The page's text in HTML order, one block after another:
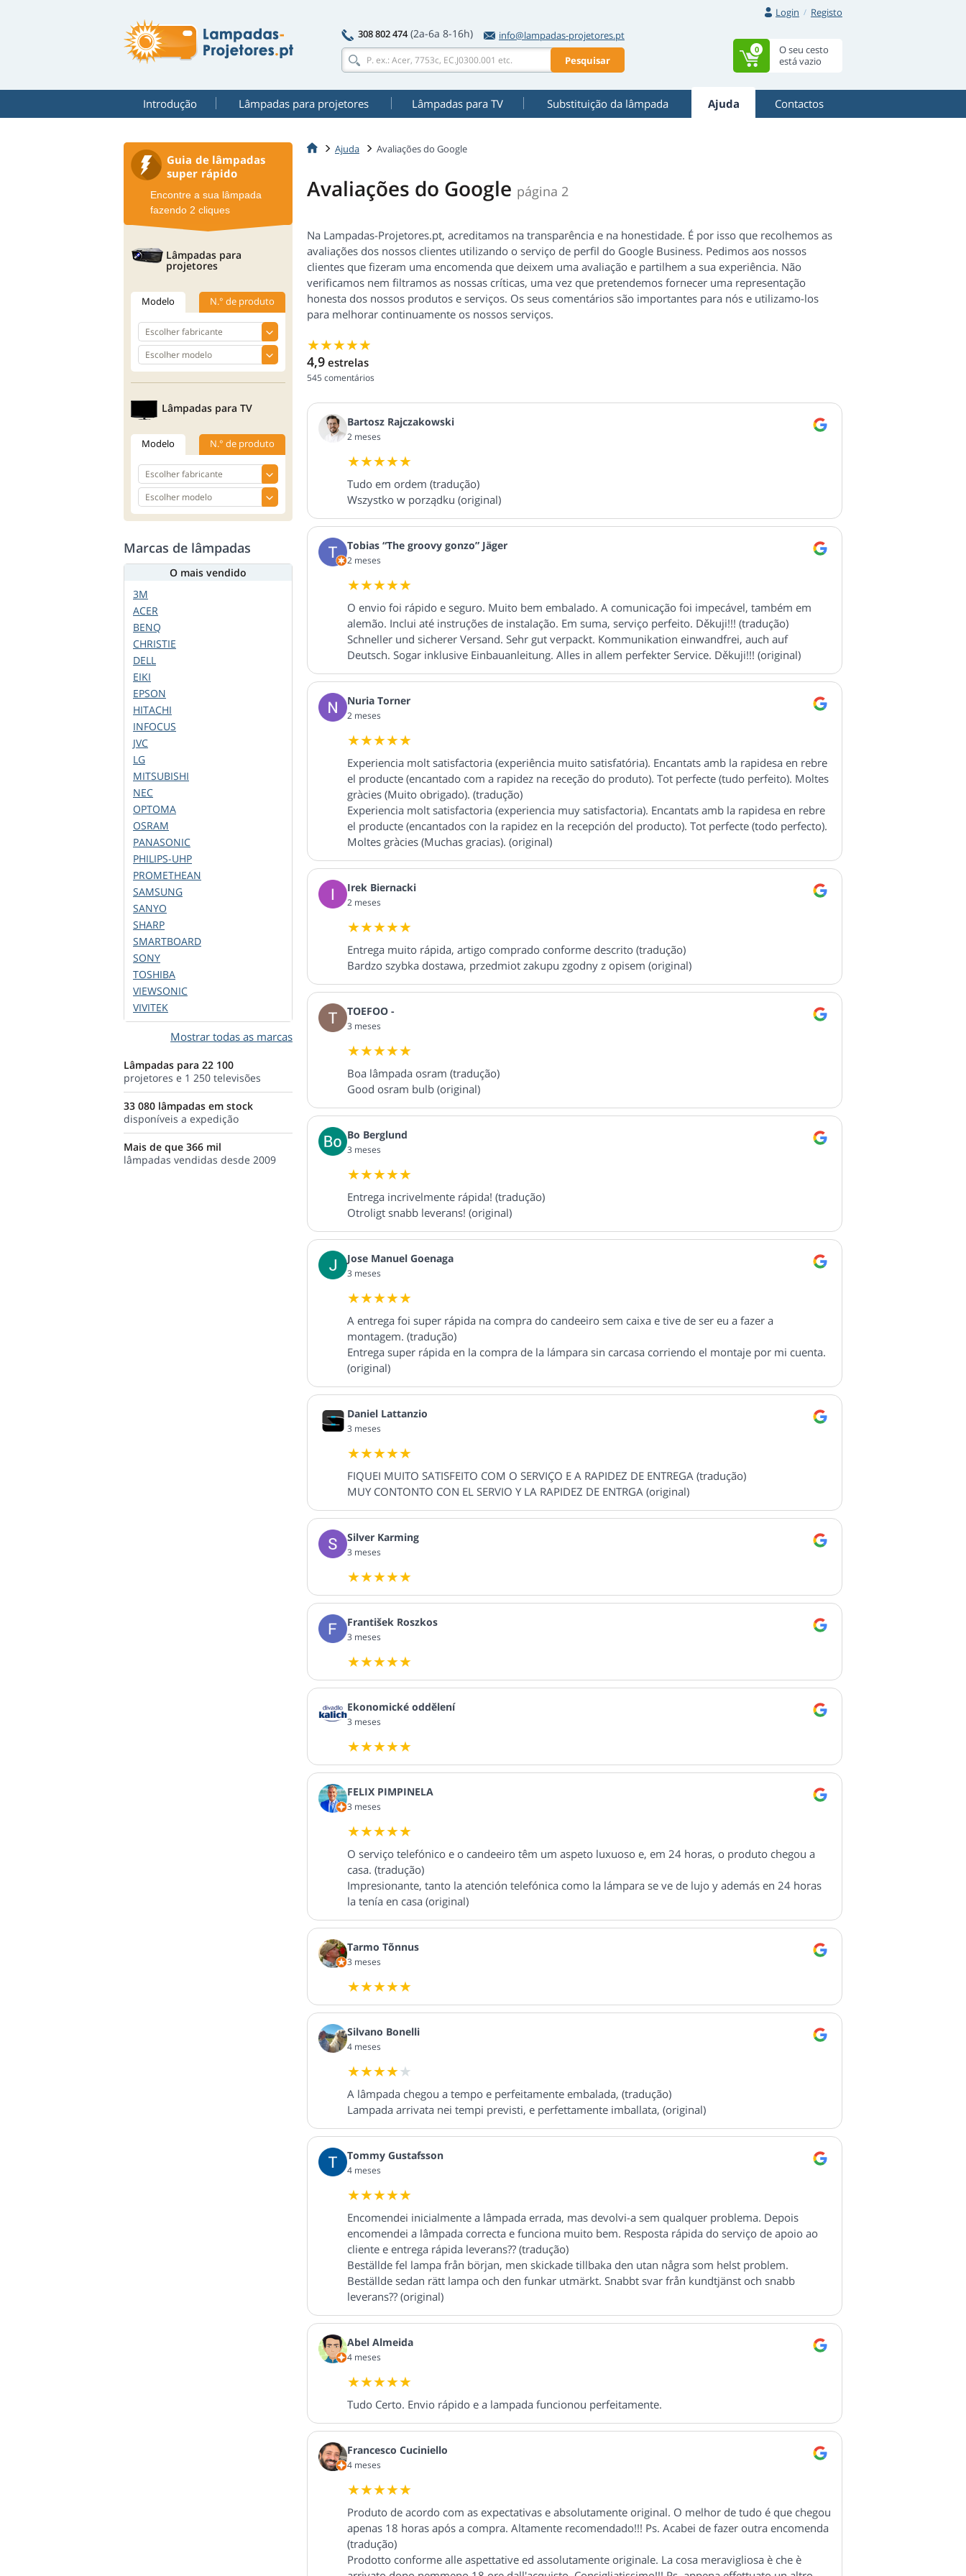
Login
Registo
308 802 474 (2a-6a 8-16h)
info@lampadas-projetores.pt
Pesquisar
O seu cesto
está vazio
0
Introdução Lâmpadas para projetores Lâmpadas para TV Substituição da lâmpada Ajuda Contactos
Ajuda Avaliações do Google
Avaliações do Google página 2
Na Lampadas-Projetores.pt, acreditamos na transparência e na honestidade. É por isso que recolhemos as
avaliações dos nossos clientes utilizando o serviço de perfil do Google Business. Pedimos aos nossos
clientes que fizeram uma encomenda que deixem uma avaliação e partilhem a sua experiência. Não
verificamos nem filtramos as nossas críticas, uma vez que pretendemos fornecer uma representação
honesta dos nossos produtos e serviços. Os seus comentários são importantes para nós e utilizamo-los
para melhorar continuamente os nossos serviços.
4,9 estrelas
545 comentários
Bartosz Rajczakowski
2 meses
Tudo em ordem (tradução)
Wszystko w porządku (original)
Tobias “The groovy gonzo” Jäger
2 meses
O envio foi rápido e seguro. Muito bem embalado. A comunicação foi impecável, também em
alemão. Inclui até instruções de instalação. Em suma, serviço perfeito. Děkuji!!! (tradução)
Schneller und sicherer Versand. Sehr gut verpackt. Kommunikation einwandfrei, auch auf
Deutsch. Sogar inklusive Einbauanleitung. Alles in allem perfekter Service. Děkuji!!! (original)
Nuria Torner
2 meses
Experiencia molt satisfactoria (experiência muito satisfatória). Encantats amb la rapidesa en rebre
el producte (encantado com a rapidez na receção do produto). Tot perfecte (tudo perfeito). Moltes
gràcies (Muito obrigado). (tradução)
Experiencia molt satisfactoria (experiencia muy satisfactoria). Encantats amb la rapidesa en rebre
el producte (encantados con la rapidez en la recepción del producto). Tot perfecte (todo perfecto).
Moltes gràcies (Muchas gracias). (original)
Irek Biernacki
2 meses
Entrega muito rápida, artigo comprado conforme descrito (tradução)
Bardzo szybka dostawa, przedmiot zakupu zgodny z opisem (original)
TOEFOO -
3 meses
Boa lâmpada osram (tradução)
Good osram bulb (original)
Bo Berglund
3 meses
Entrega incrivelmente rápida! (tradução)
Otroligt snabb leverans! (original)
Jose Manuel Goenaga
3 meses
A entrega foi super rápida na compra do candeeiro sem caixa e tive de ser eu a fazer a
montagem. (tradução)
Entrega super rápida en la compra de la lámpara sin carcasa corriendo el montaje por mi cuenta.
(original)
Daniel Lattanzio
3 meses
FIQUEI MUITO SATISFEITO COM O SERVIÇO E A RAPIDEZ DE ENTREGA (tradução)
MUY CONTONTO CON EL SERVIO Y LA RAPIDEZ DE ENTRGA (original)
Silver Karming
3 meses
František Roszkos
3 meses
Ekonomické oddělení
3 meses
FELIX PIMPINELA
3 meses
O serviço telefónico e o candeeiro têm um aspeto luxuoso e, em 24 horas, o produto chegou a
casa. (tradução)
Impresionante, tanto la atención telefónica como la lámpara se ve de lujo y además en 24 horas
la tenía en casa (original)
Tarmo Tõnnus
3 meses
Silvano Bonelli
4 meses
A lâmpada chegou a tempo e perfeitamente embalada, (tradução)
Lampada arrivata nei tempi previsti, e perfettamente imballata, (original)
Tommy Gustafsson
4 meses
Encomendei inicialmente a lâmpada errada, mas devolvi-a sem qualquer problema. Depois
encomendei a lâmpada correcta e funciona muito bem. Resposta rápida do serviço de apoio ao
cliente e entrega rápida leverans?? (tradução)
Beställde fel lampa från början, men skickade tillbaka den utan några som helst problem.
Beställde sedan rätt lampa och den funkar utmärkt. Snabbt svar från kundtjänst och snabb
leverans?? (original)
Abel Almeida
4 meses
Tudo Certo. Envio rápido e a lampada funcionou perfeitamente.
Francesco Cuciniello
4 meses
Produto de acordo com as expectativas e absolutamente original. O melhor de tudo é que chegou
apenas 18 horas após a compra. Altamente recomendado!!! Ps. Acabei de fazer outra encomenda
(tradução)
Prodotto conforme alle aspettative ed assolutamente originale. La cosa meravigliosa è che è
Guia de lâmpadas
super rápido
Encontre a sua lâmpada
fazendo 2 cliques
Lâmpadas para
projetores
Modelo N.° de produto
Lâmpadas para TV
Modelo N.° de produto
Marcas de lâmpadas
O mais vendido
3M
ACER
BENQ
CHRISTIE
DELL
EIKI
EPSON
HITACHI
INFOCUS
JVC
LG
MITSUBISHI
NEC
OPTOMA
OSRAM
PANASONIC
PHILIPS-UHP
PROMETHEAN
SAMSUNG
SANYO
SHARP
SMARTBOARD
SONY
TOSHIBA
VIEWSONIC
VIVITEK
Mostrar todas as marcas
Lâmpadas para 22 100
projetores e 1 250 televisões
33 080 lâmpadas em stock
disponíveis a expedição
Mais de que 366 mil
lâmpadas vendidas desde 2009